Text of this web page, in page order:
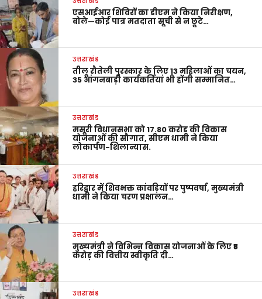
एसआईआर शिविरों का डीएम ने किया निरीक्षण,
बोले—कोई पात्र मतदाता सूची से न छूटे…
उत्तराखंड
तीलू रौतेली पुरस्कार के लिए 13 महिलाओं का चयन,
35 आंगनबाड़ी कार्यकर्तियां भी होंगी सम्मानित…
उत्तराखंड
मसूरी विधानसभा को 17.80 करोड़ की विकास
योजनाओं की सौगात, सीएम धामी ने किया
लोकार्पण-शिलान्यास.
उत्तराखंड
हरिद्वार में शिवभक्त कांवड़ियों पर पुष्पवर्षा, मुख्यमंत्री
धामी ने किया चरण प्रक्षालन…
उत्तराखंड
मुख्यमंत्री ने विभिन्न विकास योजनाओं के लिए ₹5
करोड़ की वित्तीय स्वीकृति दी…
उत्तराखंड